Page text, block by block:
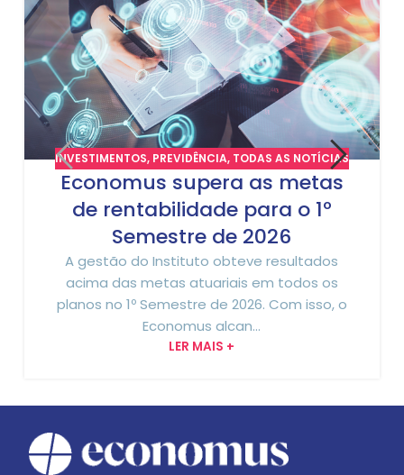
INVESTIMENTOS, PREVIDÊNCIA, TODAS AS NOTÍCIAS
Economus supera as metas
de rentabilidade para o 1º
Semestre de 2026
A gestão do Instituto obteve resultados
acima das metas atuariais em todos os
planos no 1º Semestre de 2026. Com isso, o
Economus alcan...
LER MAIS +